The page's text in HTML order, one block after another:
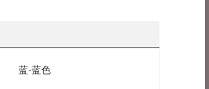
蓝-蓝色